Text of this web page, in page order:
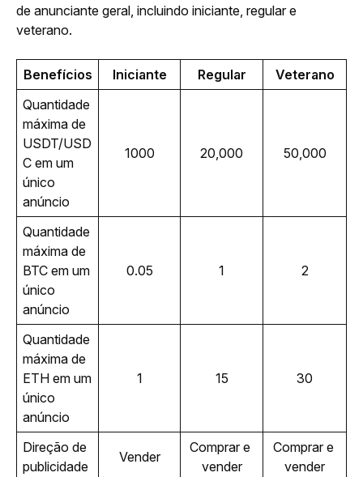
de anunciante geral, incluindo iniciante, regular e
veterano.
Benefícios Iniciante Regular
Veterano
Quantidade
máxima de
USDT/USD
C em um
único
anúncio
1000 20,000 50,000
Quantidade
máxima de
BTC em um
único
anúncio
0.05 1 2
Quantidade
máxima de
ETH em um
único
anúncio
1 15 30
Direção de
publicidade
Vender
Comprar e
vender
Comprar e
vender